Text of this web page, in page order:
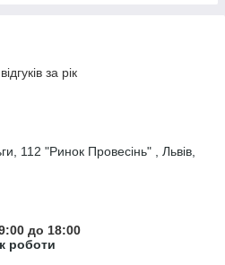
за рік
112 "Ринок Провесінь" , Львів,
до 18:00
роботи